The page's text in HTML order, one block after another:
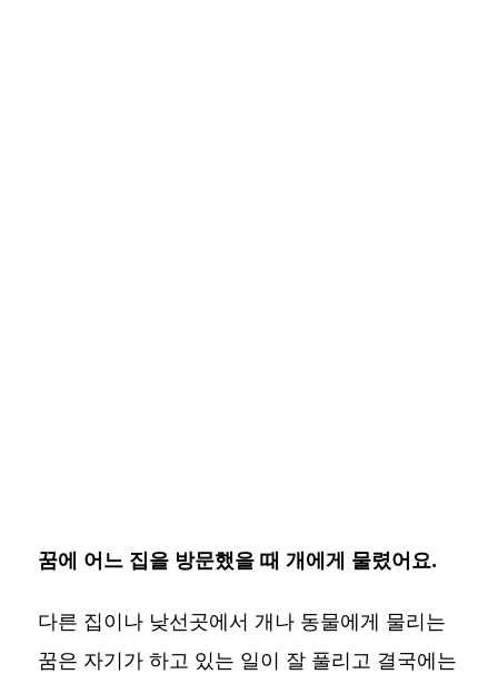
꿈에 어느 집을 방문했을 때 개에게 물렸어요.
다른 집이나 낮선곳에서 개나 동물에게 물리는
꿈은 자기가 하고 있는 일이 잘 풀리고 결국에는